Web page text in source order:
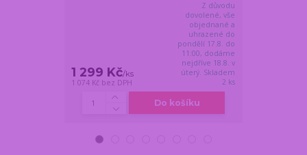
1 299 Kč/ks
1 074 Kč bez DPH
Z důvodu
dovolené, vše
objednané a
uhrazené do
pondělí 17.8. do
11:00, dodáme
nejdříve 18.8. v
úterý. Skladem
2 ks
Do košíku